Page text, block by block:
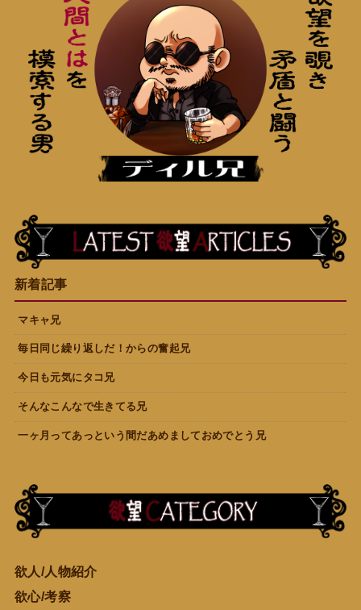
新着記事
マキャ兄
毎日同じ繰り返しだ！からの奮起兄
今日も元気にタコ兄
そんなこんなで生きてる兄
一ヶ月ってあっという間だあめましておめでとう兄
欲人/人物紹介
欲心/考察